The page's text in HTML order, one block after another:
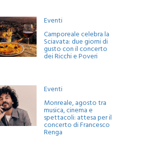
Eventi
Camporeale celebra la
Sciavata: due giorni di
gusto con il concerto
dei Ricchi e Poveri
Eventi
Monreale, agosto tra
musica, cinema e
spettacoli: attesa per il
concerto di Francesco
Renga